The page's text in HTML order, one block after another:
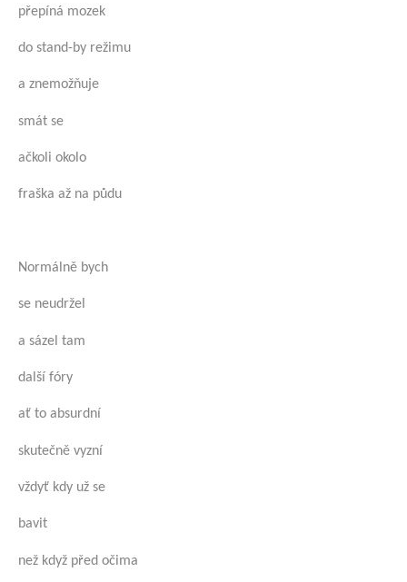
přepíná mozek
do stand-by režimu
a znemožňuje
smát se
ačkoli okolo
fraška až na půdu
Normálně bych
se neudržel
a sázel tam
další fóry
ať to absurdní
skutečně vyzní
vždyť kdy už se
bavit
než když před očima